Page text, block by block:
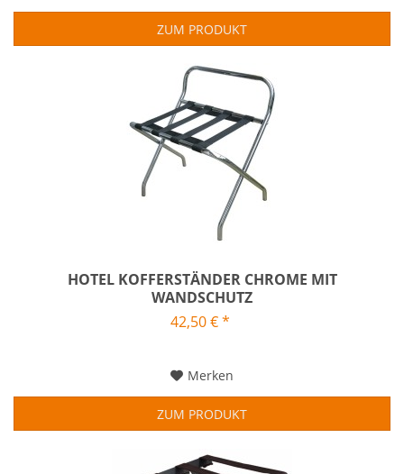
ZUM PRODUKT
HOTEL KOFFERSTÄNDER CHROME MIT
WANDSCHUTZ
42,50 € *
Merken
ZUM PRODUKT